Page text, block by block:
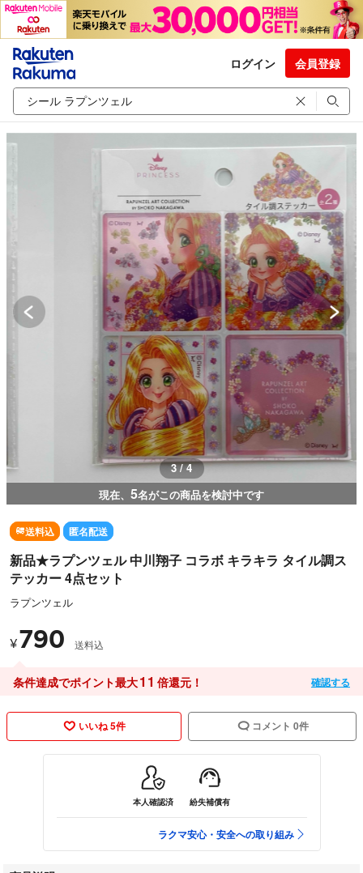
ログイン 会員登録
3 / 4
現在、 5名がこの商品を検討中です
送料込 匿名配送
新品★ラプンツェル 中川翔子 コラボ キラキラ タイル調ス
テッカー 4点セット
ラプンツェル
¥790 送料込
条件達成でポイント最大11 倍還元！ 確認する
いいね 5件 コメント 0件
本人確認済 紛失補償有
ラクマ安心・安全への取り組み